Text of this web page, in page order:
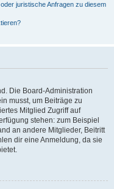
juristische Anfragen zu diesem
Die Board-Administration
musst, um Beiträge zu
Mitglied Zugriff auf
stehen: zum Beispiel
an andere Mitglieder, Beitritt
dir eine Anmeldung, da sie